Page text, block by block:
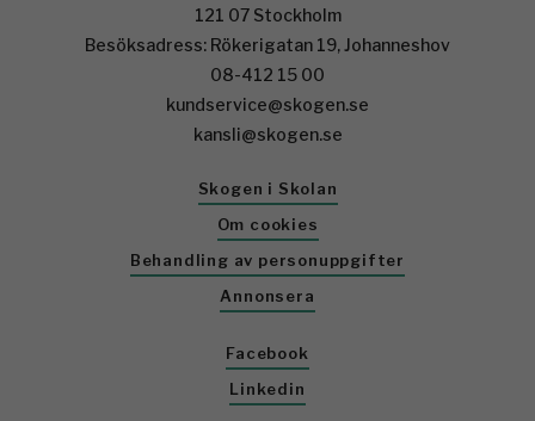
121 07 Stockholm
Besöksadress: Rökerigatan 19, Johanneshov
08-412 15 00
kundservice@skogen.se
kansli@skogen.se
Skogen i Skolan
Om cookies
Behandling av personuppgifter
Annonsera
Facebook
Linkedin